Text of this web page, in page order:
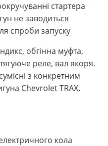
стартера
не заводиться
спроби запуску
обгінна муфта,
реле, вал якоря.
з конкретним
Chevrolet TRAX.
кола